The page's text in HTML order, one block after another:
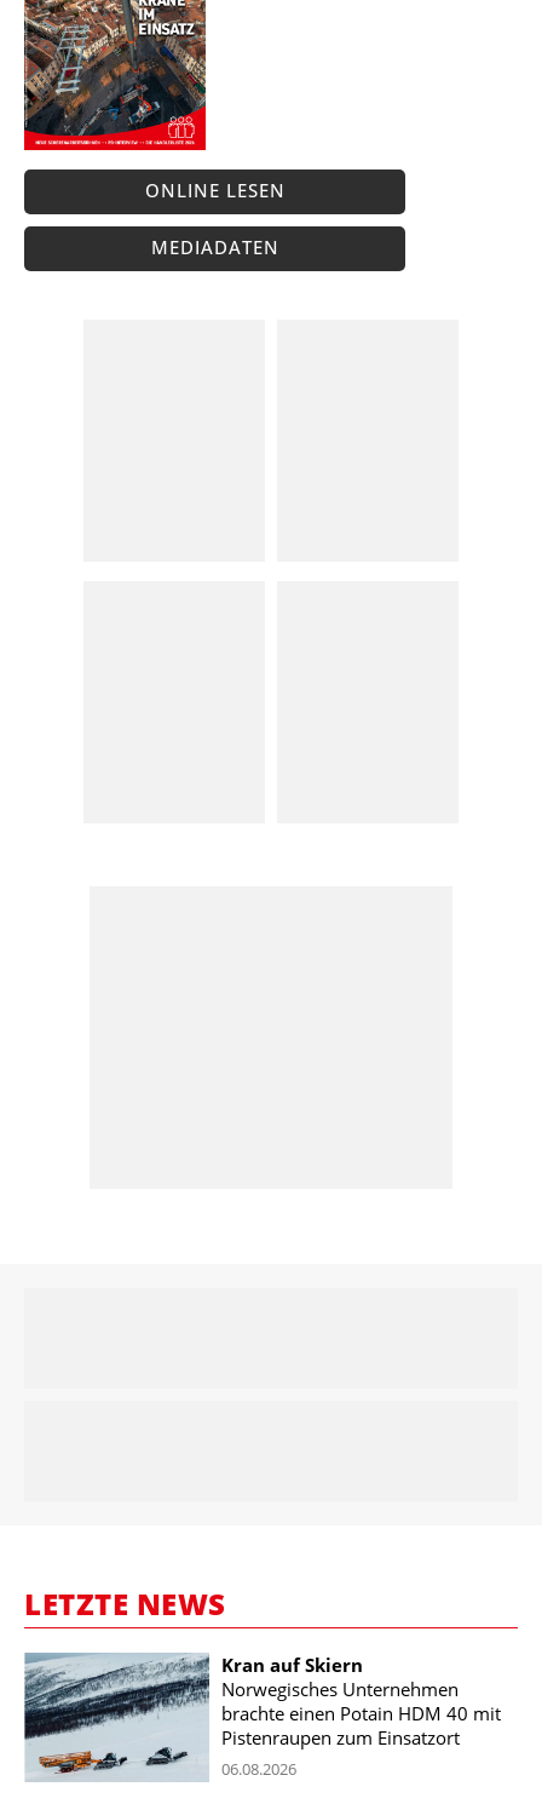
ONLINE LESEN
MEDIADATEN
LETZTE NEWS
Kran auf Skiern
Norwegisches Unternehmen
brachte einen Potain HDM 40 mit
Pistenraupen zum Einsatzort
06.08.2026